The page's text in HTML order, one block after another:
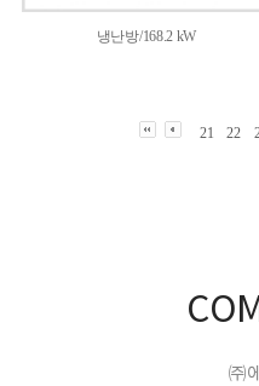
냉난방/168.2 kW
21 22
㈜